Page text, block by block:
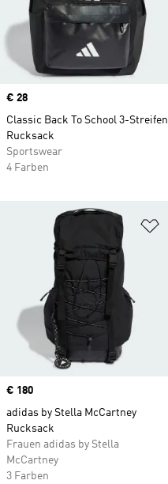
Price
€ 28
Classic Back To School 3-Streifen
Rucksack
Sportswear
4 Farben
Price
€ 180
adidas by Stella McCartney
Rucksack
Frauen adidas by Stella
McCartney
3 Farben